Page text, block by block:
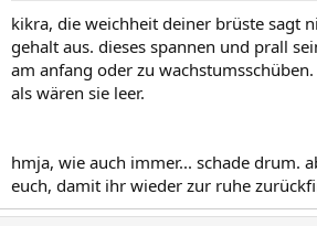
kikra, die weichheit deiner brüste sagt
gehalt aus. dieses spannen und prall
am anfang oder zu
als wären sie leer.
hmja, wie auch immer... schade drum.
euch, damit ihr wieder zur ruhe